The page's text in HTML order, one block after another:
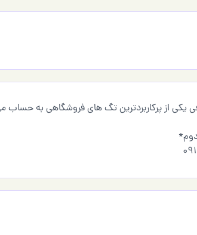
یکی از پرکاربردترین تگ های فروشگاهی به حساب